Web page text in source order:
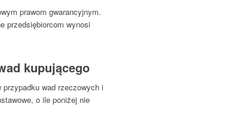
prawom gwarancyjnym.
przedsiębiorcom wynosi
kupującego
przypadku wad rzeczowych i
o ile poniżej nie